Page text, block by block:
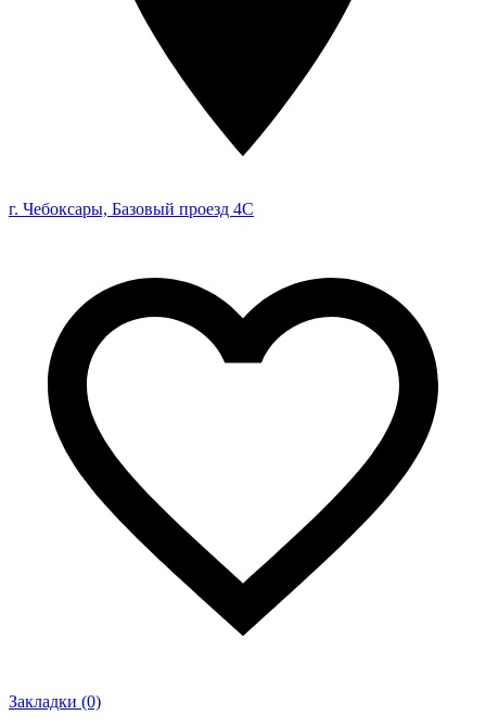
г. Чебоксары, Базовый проезд 4С
Закладки (0)